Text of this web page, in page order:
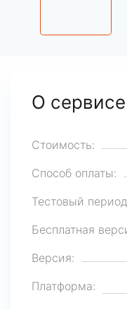
О сервисе
Стоимость:
Способ оплаты:
Тестовый
Бесплатная
Версия:
Платформа: